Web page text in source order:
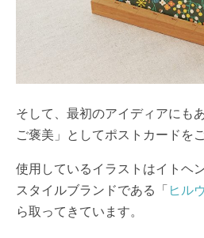
そして、最初のアイディアにも
ご褒美」としてポストカードを
使用しているイラストはイトヘ
スタイルブランドである「 ヒル
ら取ってきています。